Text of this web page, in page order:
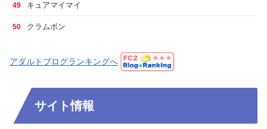
49 キュアマイマイ
50 クラムボン
アダルトブログランキングへ
サイト情報